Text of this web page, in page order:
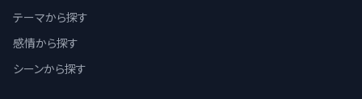
テーマから探す
感情から探す
シーンから探す